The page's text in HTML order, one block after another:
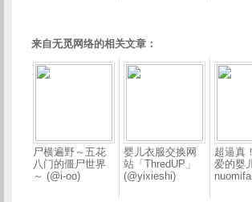
来自无觅网络的相关文章：
尸横遍野～五花
八门的僵尸世界
～ (@i-oo)
婴儿衣服交换网
站「ThredUP」
(@yixieshi)
超逼真
爱的婴